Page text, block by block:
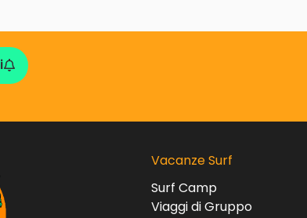
Vacanze Surf
Surf Camp
Viaggi di Gruppo